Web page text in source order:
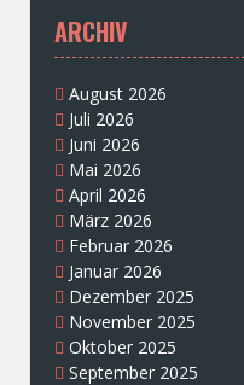
ARCHIV
August 2026
Juli 2026
Juni 2026
Mai 2026
April 2026
März 2026
Februar 2026
Januar 2026
Dezember 2025
November 2025
Oktober 2025
September 2025